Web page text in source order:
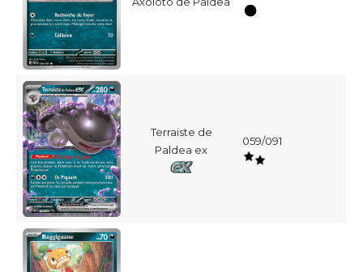
Terraiste de
Paldea ex
059/091